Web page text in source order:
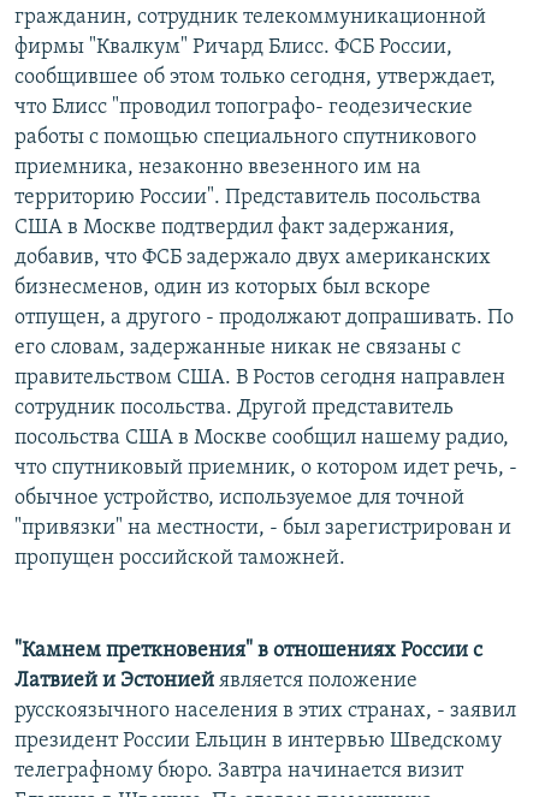
гражданин, сотрудник телекоммуникационной
фирмы "Квалкум" Ричард Блисс. ФСБ России,
сообщившее об этом только сегодня, утверждает,
что Блисс "проводил топографо- геодезические
работы с помощью специального спутникового
приемника, незаконно ввезенного им на
территорию России". Представитель посольства
США в Москве подтвердил факт задержания,
добавив, что ФСБ задержало двух американских
бизнесменов, один из которых был вскоре
отпущен, а другого - продолжают допрашивать. По
его словам, задержанные никак не связаны с
правительством США. В Ростов сегодня направлен
сотрудник посольства. Другой представитель
посольства США в Москве сообщил нашему радио,
что спутниковый приемник, о котором идет речь, -
обычное устройство, используемое для точной
"привязки" на местности, - был зарегистрирован и
пропущен российской таможней.
"Камнем преткновения" в отношениях России с
Латвией и Эстонией является положение
русскоязычного населения в этих странах, - заявил
президент России Ельцин в интервью Шведскому
телеграфному бюро. Завтра начинается визит